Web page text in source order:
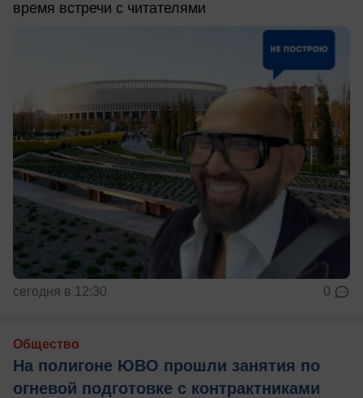
время встречи с читателями
сегодня в 12:30 0
Общество
На полигоне ЮВО прошли занятия по
огневой подготовке с контрактниками